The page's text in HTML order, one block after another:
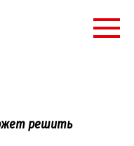
решить